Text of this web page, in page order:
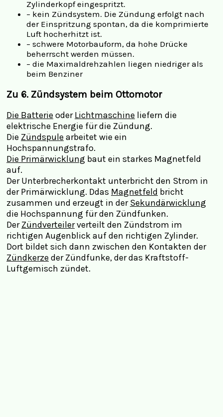
Zylinderkopf eingespritzt.
– kein Zündsystem. Die Zündung erfolgt nach
der Einspritzung spontan, da die komprimierte
Luft hocherhitzt ist.
– schwere Motorbauform, da hohe Drücke
beherrscht werden müssen.
– die Maximaldrehzahlen liegen niedriger als
beim Benziner
Zu 6. Zündsystem beim Ottomotor
Die Batterie oderLichtmaschine liefern die
elektrische Energie für die Zündung.
Die Zündspule arbeitet wie ein
Hochspannungstrafo.
Die Primärwicklung baut ein starkes Magnetfeld
auf.
Der Unterbrecherkontakt unterbricht den Strom in
der Primärwicklung. Ddas Magnetfeld bricht
zusammen und erzeugt in derSekundärwicklung
die Hochspannung für den Zündfunken.
DerZündverteilerverteilt den Zündstrom im
richtigen Augenblick auf den richtigen Zylinder.
Dort bildet sich dann zwischen den Kontakten der
Zündkerze der Zündfunke, der das Kraftstoff-
Luftgemisch zündet.